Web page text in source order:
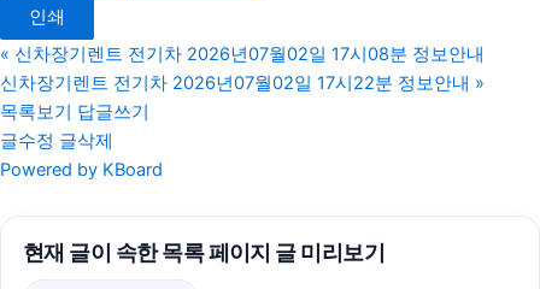
용인형사전문변호사
인스타 좋아요 구매
인쇄
« 신차장기렌트 전기차 2026년07월02일 17시08분 정보안내
신차장기렌트 전기차 2026년07월02일 17시22분 정보안내 »
목록보기 답글쓰기
글수정 글삭제
Powered by KBoard
현재 글이 속한 목록 페이지 글 미리보기